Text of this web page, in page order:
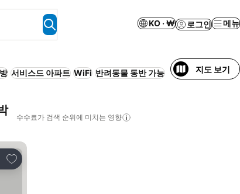
KO · ₩ 로그인 메뉴
서비스드 아파트 WiFi 반려동물 동반 가능 지도 보기
수수료가 검색 순위에 미치는 영향
즐겨찾기에 추가